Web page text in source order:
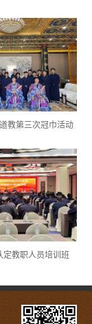
教第三次冠巾活动
定教职人员培训班